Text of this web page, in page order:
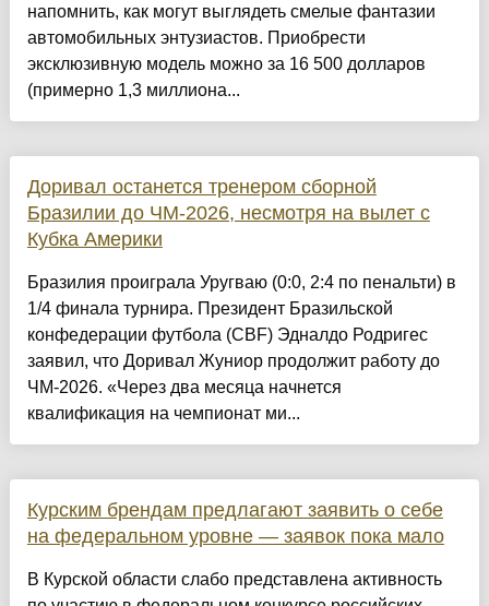
напомнить, как могут выглядеть смелые фантазии
автомобильных энтузиастов. Приобрести
эксклюзивную модель можно за 16 500 долларов
(примерно 1,3 миллиона...
Доривал останется тренером сборной
Бразилии до ЧМ-2026, несмотря на вылет с
Кубка Америки
Бразилия проиграла Уругваю (0:0, 2:4 по пенальти) в
1/4 финала турнира. Президент Бразильской
конфедерации футбола (CBF) Эдналдо Родригес
заявил, что Доривал Жуниор продолжит работу до
ЧМ-2026. «Через два месяца начнется
квалификация на чемпионат ми...
Курским брендам предлагают заявить о себе
на федеральном уровне — заявок пока мало
В Курской области слабо представлена активность